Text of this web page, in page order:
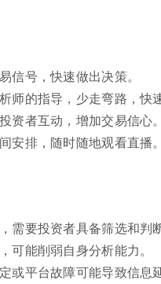
信号，快速做出决策。
师的指导，少走弯路，快
资者互动，增加交易信心。
安排，随时随地观看直播。
需要投资者具备筛选和判
可能削弱自身分析能力。
或平台故障可能导致信息